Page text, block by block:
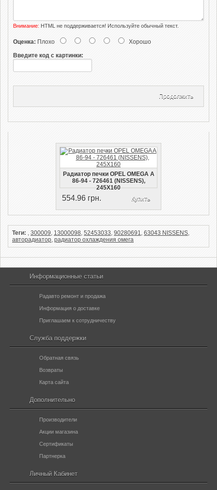
Внимание: HTML не поддерживается! Используйте обычный текст.
Оценка: Плохо
Хорошо
Введите код с картинки:
Продолжить
Радиатор печки OPEL OMEGA A
86-94 - 726461 (NISSENS),
245X160
554.96 грн. Купить
Теги: , 300009, 13000098, 52453033, 90280691, 63043 NISSENS,
авторадиатор, радиатор охлаждения омега
Информационные статьи
Радавто ремонт и продажа
Информация о доставке
Приглашаем к сотрудничеству
Служба поддержки
Обратная связь
Возвраты
Карта сайта
Дополнительно
Производители
Акции магазина
Сертификаты
Партнерка
Личный Кабинет